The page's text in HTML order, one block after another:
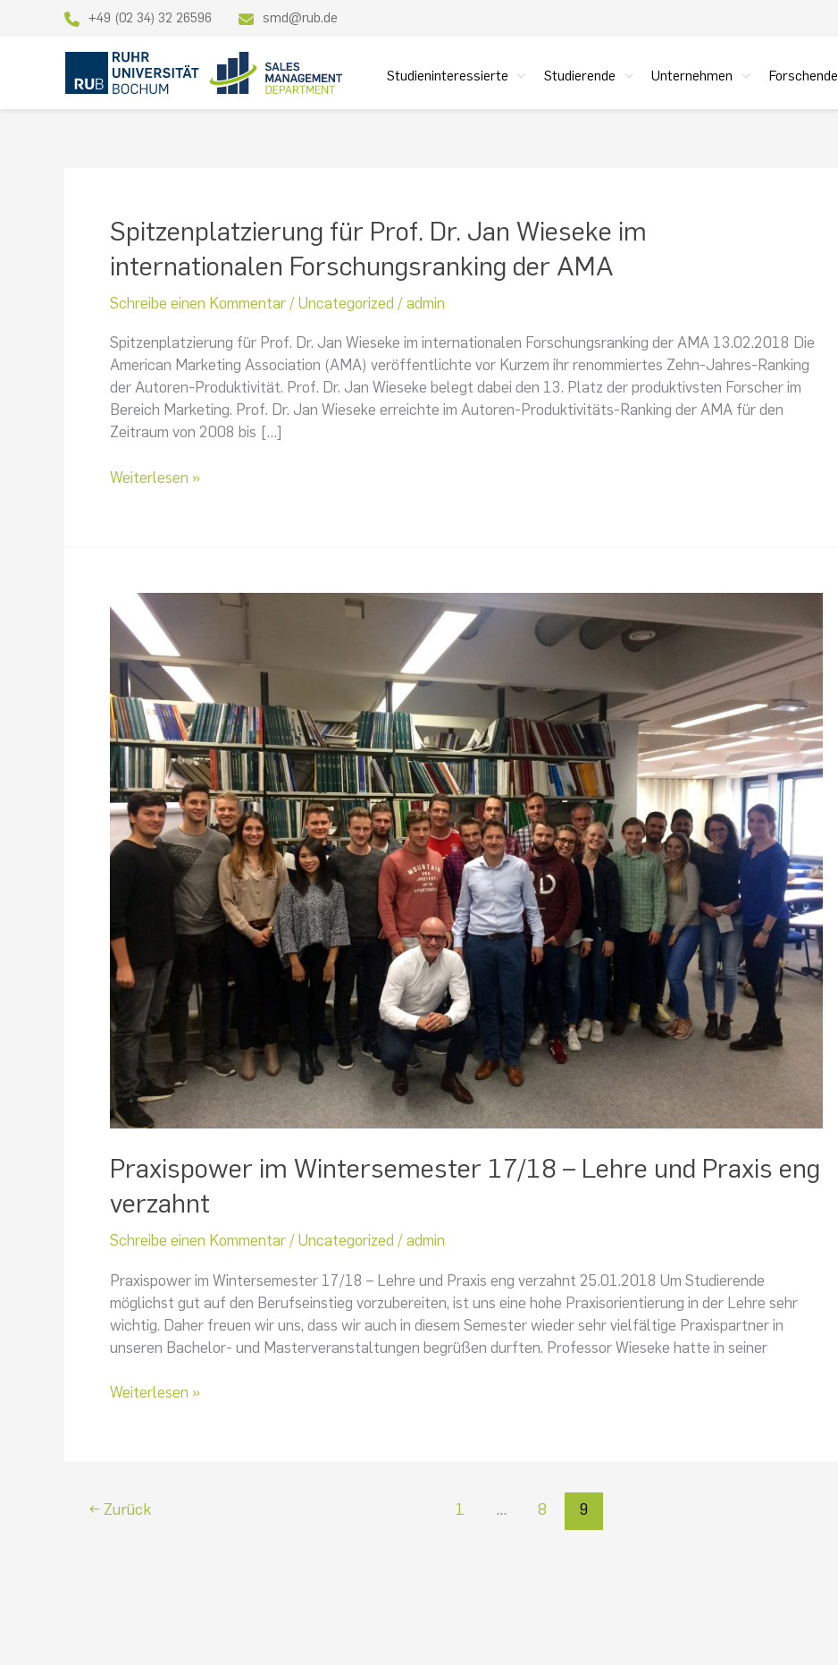
+49 (02 34) 32 26596 smd@rub.de
Studieninteressierte Studierende Unternehmen Forschende
Spitzenplatzierung für Prof. Dr. Jan Wieseke im
internationalen Forschungsranking der AMA
Schreibe einen Kommentar / Uncategorized / admin
Spitzenplatzierung für Prof. Dr. Jan Wieseke im internationalen Forschungsranking der AMA 13.02.2018 Die
American Marketing Association (AMA) veröffentlichte vor Kurzem ihr renommiertes Zehn-Jahres-Ranking
der Autoren-Produktivität. Prof. Dr. Jan Wieseke belegt dabei den 13. Platz der produktivsten Forscher im
Bereich Marketing. Prof. Dr. Jan Wieseke erreichte im Autoren-Produktivitäts-Ranking der AMA für den
Zeitraum von 2008 bis […]
Spitzenplatzierung
für
Prof.
Jan
Wieseke
im
internationalen
Forschungsranking
der
Weiterlesen »
Praxispower im Wintersemester 17/18 – Lehre und Praxis eng
verzahnt
Schreibe einen Kommentar / Uncategorized / admin
Praxispower im Wintersemester 17/18 – Lehre und Praxis eng verzahnt 25.01.2018 Um Studierende
möglichst gut auf den Berufseinstieg vorzubereiten, ist uns eine hohe Praxisorientierung in der Lehre sehr
wichtig. Daher freuen wir uns, dass wir auch in diesem Semester wieder sehr vielfältige Praxispartner in
unseren Bachelor- und Masterveranstaltungen begrüßen durften. Professor Wieseke hatte in seiner
Praxispower
im
Wintersemester
17/18
–
Lehre
und
Praxis
eng
verzahnt
Weiterlesen »
← Zurück 1 … 8 9